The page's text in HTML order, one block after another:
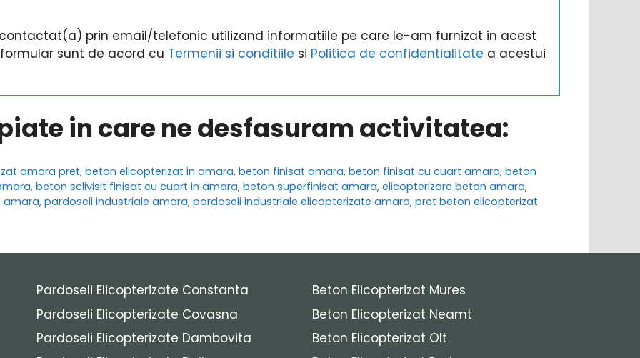
prin email/telefonic utilizand informatiile pe care le-am furnizat in acest
sunt de acord cu Termenii si conditiile si Politica de confidentialitate a acestui
in care ne desfasuram activitatea:
amara pret,beton elicopterizat in amara,beton finisat amara,beton finisat cu cuart amara,beton
, beton sclivisit finisat cu cuart in amara, beton superfinisat amara, elicopterizare beton amara,
amara, pardoseli industriale amara, pardoseli industriale elicopterizate amara, pret beton elicopterizat
Pardoseli Elicopterizate Constanta
Pardoseli Elicopterizate Covasna
Pardoseli Elicopterizate Dambovita
Beton Elicopterizat Mures
Beton Elicopterizat Neamt
Beton Elicopterizat Olt